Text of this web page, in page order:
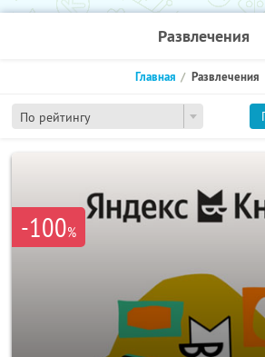
Развлечения
По рейтингу
Главная Развлечения
-100%